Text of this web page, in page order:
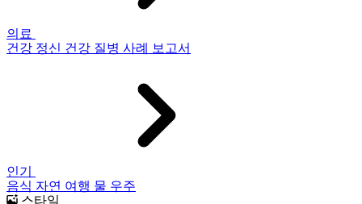
의료
건강 정신 건강 질병 사례 보고서
인기
음식 자연 여행 물 우주
스타일